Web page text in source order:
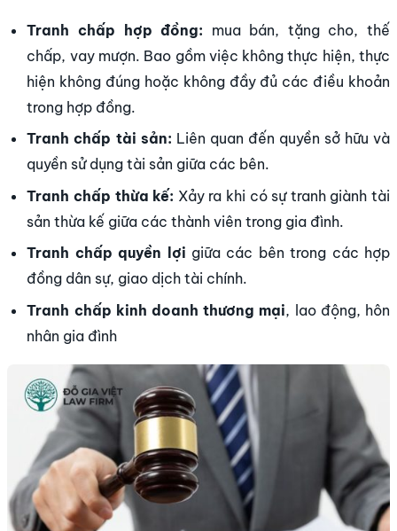
Tranh chấp hợp đồng: mua bán, tặng cho, thế
chấp, vay mượn. Bao gồm việc không thực hiện, thực
hiện không đúng hoặc không đầy đủ các điều khoản
trong hợp đồng.
Tranh chấp tài sản: Liên quan đến quyền sở hữu và
quyền sử dụng tài sản giữa các bên.
Tranh chấp thừa kế: Xảy ra khi có sự tranh giành tài
sản thừa kế giữa các thành viên trong gia đình.
Tranh chấp quyền lợi giữa các bên trong các hợp
đồng dân sự, giao dịch tài chính.
Tranh chấp kinh doanh thương mại, lao động, hôn
nhân gia đình